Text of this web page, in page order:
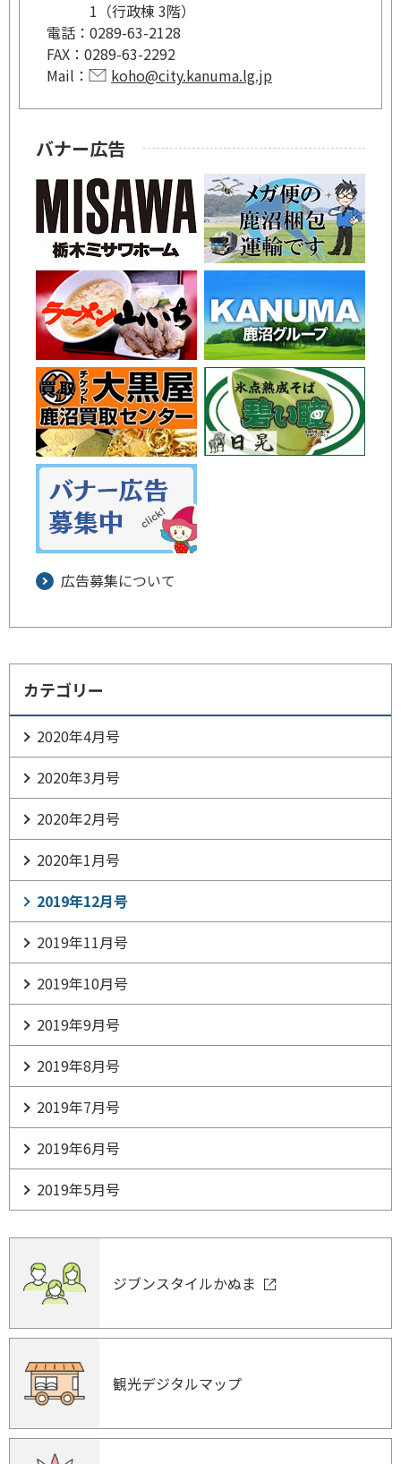
1（行政棟 3階）
電話： 0289-63-2128
FAX： 0289-63-2292
Mail：
koho@city.kanuma.lg.jp
バナー広告
広告募集について
カテゴリー
2020年4月号
2020年3月号
2020年2月号
2020年1月号
2019年12月号
2019年11月号
2019年10月号
2019年9月号
2019年8月号
2019年7月号
2019年6月号
2019年5月号
ジブンスタイルかぬま
観光デジタルマップ